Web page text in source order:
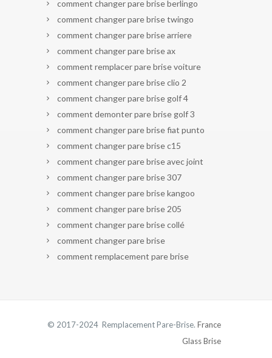
comment changer pare brise berlingo
comment changer pare brise twingo
comment changer pare brise arriere
comment changer pare brise ax
comment remplacer pare brise voiture
comment changer pare brise clio 2
comment changer pare brise golf 4
comment demonter pare brise golf 3
comment changer pare brise fiat punto
comment changer pare brise c15
comment changer pare brise avec joint
comment changer pare brise 307
comment changer pare brise kangoo
comment changer pare brise 205
comment changer pare brise collé
comment changer pare brise
comment remplacement pare brise
© 2017-2024 Remplacement Pare-Brise. France
Glass Brise